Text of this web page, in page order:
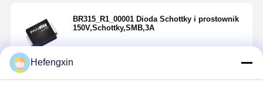
BR315_R1_00001 Dioda Schottky i prostownik
150V,Schottky,SMB,3A
Kontyntynuj
Hefengxin